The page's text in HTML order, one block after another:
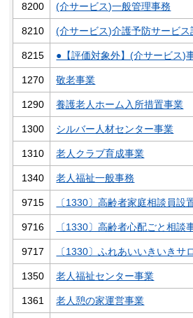
8200 (介サービス)一般管理事務
8210 (介サービス)介護予防サービス
8215 ●【評価対象外】(介サービス)
1270 敬老事業
1290 養護老人ホーム入所措置事業
1300 シルバー人材センター事業
1310 老人クラブ育成事業
1340 老人福祉一般事務
9715 〔1330〕高齢者家庭相談員設
9716 〔1330〕高齢者心配ごと相談
9717 〔1330〕ふれあいいきいきサ
1350 老人福祉センター事業
1361 老人憩の家運営事業